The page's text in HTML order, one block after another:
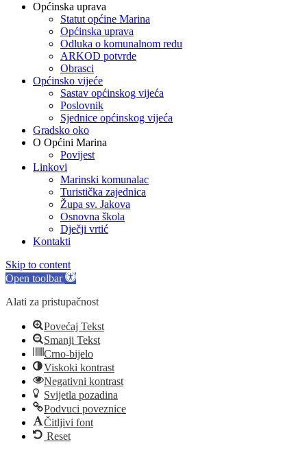
Općinska uprava
Statut općine Marina
Općinska uprava
Odluka o komunalnom redu
ARKOD potvrde
Obrasci
Općinsko vijeće
Sastav općinskog vijeća
Poslovnik
Sjednice općinskog vijeća
Gradsko oko
O Općini Marina
Povijest
Linkovi
Marinski komunalac
Turistička zajednica
Župa sv. Jakova
Osnovna škola
Dječji vrtić
Kontakti
Skip to content
Open toolbar
Alati za pristupačnost
Povećaj Tekst
Smanji Tekst
Crno-bijelo
Viskoki kontrast
Negativni kontrast
Svijetla pozadina
Podvuci poveznice
Čitljivi font
Reset